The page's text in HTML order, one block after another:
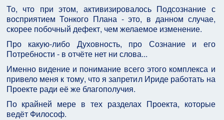
То, что при этом, активизировалось Подсознание с
восприятием Тонкого Плана - это, в данном случае,
скорее побочный дефект, чем желаемое изменение.
Про какую-либо Духовность, про Сознание и его
Потребности - в отчёте нет ни слова...
Именно видение и понимание всего этого комплекса и
привело меня к тому, что я запретил Ириде работать на
Проекте ради её же благополучия.
По крайней мере в тех разделах Проекта, которые
ведёт Философ.